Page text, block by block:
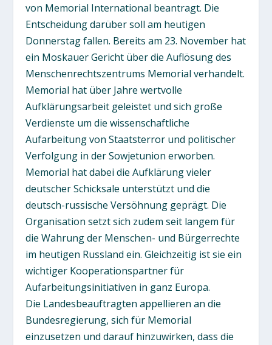
von Memorial International beantragt. Die
Entscheidung darüber soll am heutigen
Donnerstag fallen. Bereits am 23. November hat
ein Moskauer Gericht über die Auflösung des
Menschenrechtszentrums Memorial verhandelt.
Memorial hat über Jahre wertvolle
Aufklärungsarbeit geleistet und sich große
Verdienste um die wissenschaftliche
Aufarbeitung von Staatsterror und politischer
Verfolgung in der Sowjetunion erworben.
Memorial hat dabei die Aufklärung vieler
deutscher Schicksale unterstützt und die
deutsch-russische Versöhnung geprägt. Die
Organisation setzt sich zudem seit langem für
die Wahrung der Menschen- und Bürgerrechte
im heutigen Russland ein. Gleichzeitig ist sie ein
wichtiger Kooperationspartner für
Aufarbeitungsinitiativen in ganz Europa.
Die Landesbeauftragten appellieren an die
Bundesregierung, sich für Memorial
einzusetzen und darauf hinzuwirken, dass die